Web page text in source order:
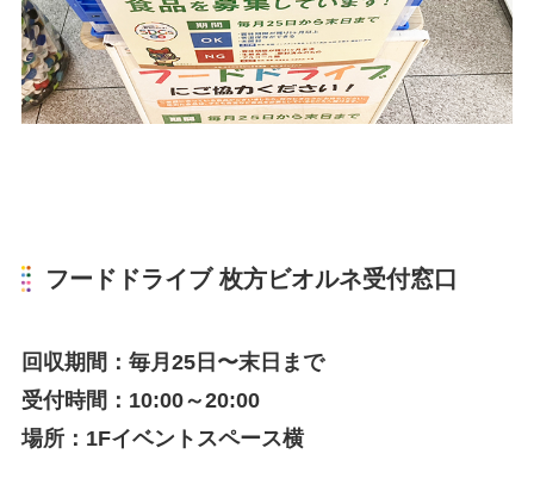
フードドライブ 枚方ビオルネ受付窓口
回収期間：毎月25日〜末日まで
受付時間：10:00～20:00
場所：1Fイベントスペース横